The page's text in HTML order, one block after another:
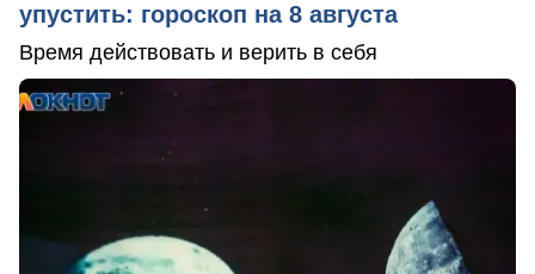
упустить: гороскоп на 8 августа
Время действовать и верить в себя